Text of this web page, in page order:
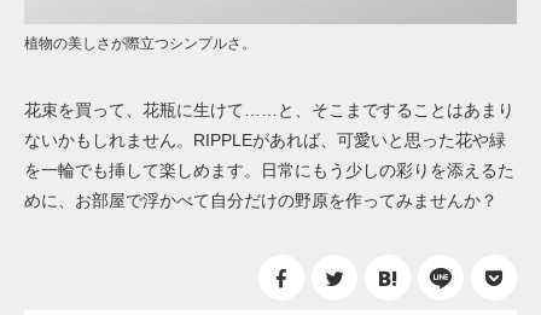
植物の美しさが際立つシンプルさ。
花束を買って、花瓶に生けて……と、そこまですることはあまり
ないかもしれません。RIPPLEがあれば、可愛いと思った花や緑
を一輪でも挿して楽しめます。日常にもう少しの彩りを添えるた
めに、お部屋で浮かべて自分だけの野原を作ってみませんか？